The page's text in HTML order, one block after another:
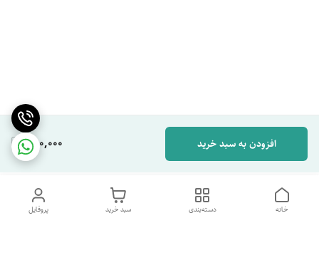
280,000 افزودن به سبد خرید
پروفایل سبد خرید دسته‌بندی خانه